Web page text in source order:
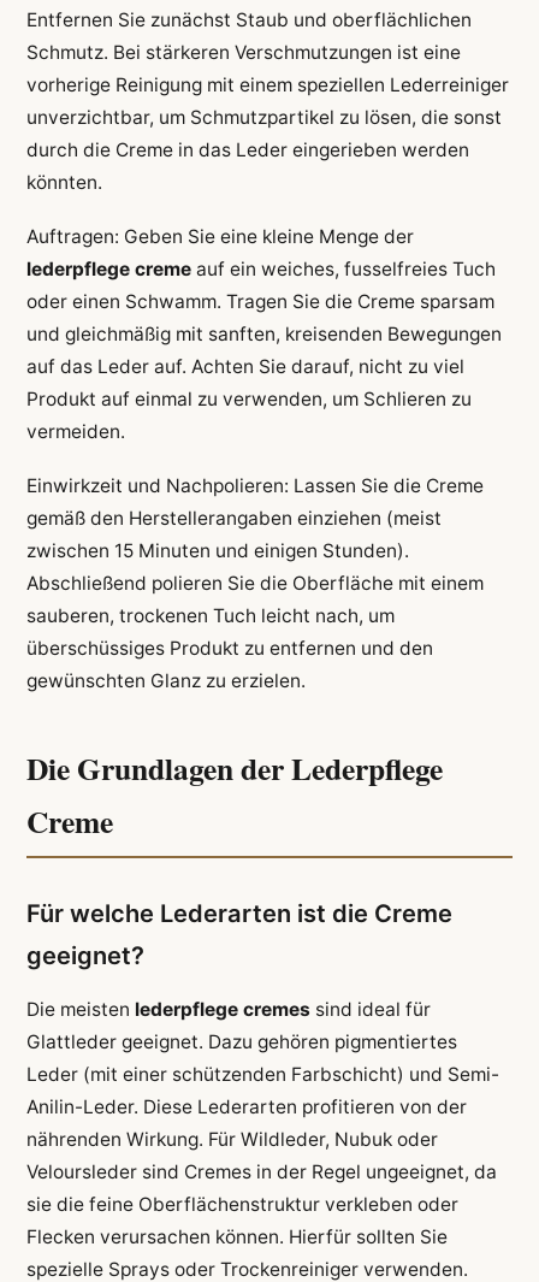
Entfernen Sie zunächst Staub und oberflächlichen
Schmutz. Bei stärkeren Verschmutzungen ist eine
vorherige Reinigung mit einem speziellen Lederreiniger
unverzichtbar, um Schmutzpartikel zu lösen, die sonst
durch die Creme in das Leder eingerieben werden
könnten.
Auftragen: Geben Sie eine kleine Menge der
lederpflege cremeauf ein weiches, fusselfreies Tuch
oder einen Schwamm. Tragen Sie die Creme sparsam
und gleichmäßig mit sanften, kreisenden Bewegungen
auf das Leder auf. Achten Sie darauf, nicht zu viel
Produkt auf einmal zu verwenden, um Schlieren zu
vermeiden.
Einwirkzeit und Nachpolieren: Lassen Sie die Creme
gemäß den Herstellerangaben einziehen (meist
zwischen 15 Minuten und einigen Stunden).
Abschließend polieren Sie die Oberfläche mit einem
sauberen, trockenen Tuch leicht nach, um
überschüssiges Produkt zu entfernen und den
gewünschten Glanz zu erzielen.
Die Grundlagen der Lederpflege
Creme
Für welche Lederarten ist die Creme
geeignet?
Die meisten lederpflege cremes sind ideal für
Glattleder geeignet. Dazu gehören pigmentiertes
Leder (mit einer schützenden Farbschicht) und Semi-
Anilin-Leder. Diese Lederarten profitieren von der
nährenden Wirkung. Für Wildleder, Nubuk oder
Veloursleder sind Cremes in der Regel ungeeignet, da
sie die feine Oberflächenstruktur verkleben oder
Flecken verursachen können. Hierfür sollten Sie
spezielle Sprays oder Trockenreiniger verwenden.